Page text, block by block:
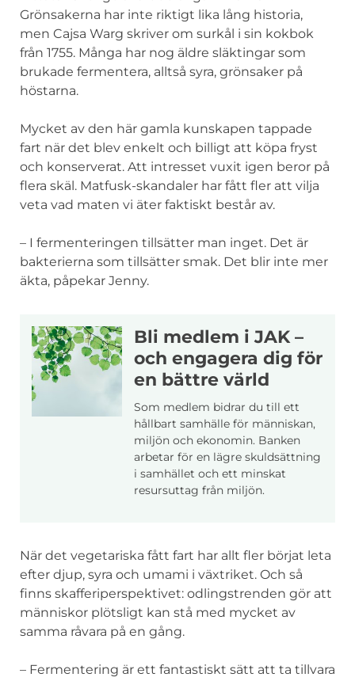
Grönsakerna har inte riktigt lika lång historia,
men Cajsa Warg skriver om surkål i sin kokbok
från 1755. Många har nog äldre släktingar som
brukade fermentera, alltså syra, grönsaker på
höstarna.
Mycket av den här gamla kunskapen tappade
fart när det blev enkelt och billigt att köpa fryst
och konserverat. Att intresset vuxit igen beror på
flera skäl. Matfusk-skandaler har fått fler att vilja
veta vad maten vi äter faktiskt består av.
– I fermenteringen tillsätter man inget. Det är
bakterierna som tillsätter smak. Det blir inte mer
äkta, påpekar Jenny.
Bli medlem i JAK –
och engagera dig för
en bättre värld
Som medlem bidrar du till ett
hållbart samhälle för människan,
miljön och ekonomin. Banken
arbetar för en lägre skuldsättning
i samhället och ett minskat
resursuttag från miljön.
När det vegetariska fått fart har allt fler börjat leta
efter djup, syra och umami i växtriket. Och så
finns skafferiperspektivet: odlingstrenden gör att
människor plötsligt kan stå med mycket av
samma råvara på en gång.
– Fermentering är ett fantastiskt sätt att ta tillvara